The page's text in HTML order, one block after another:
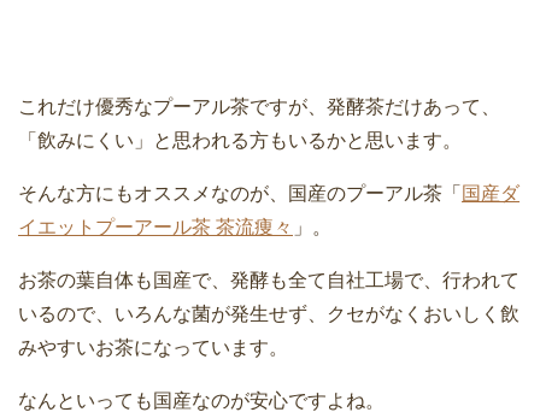
これだけ優秀なプーアル茶ですが、発酵茶だけあって、
「飲みにくい」と思われる方もいるかと思います。
そんな方にもオススメなのが、国産のプーアル茶「 国産ダ
イエットプーアール茶 茶流痩々 」。
お茶の葉自体も国産で、発酵も全て自社工場で、行われて
いるので、いろんな菌が発生せず、クセがなくおいしく飲
みやすいお茶になっています。
なんといっても国産なのが安心ですよね。